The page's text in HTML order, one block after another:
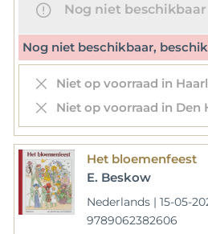
Nog niet beschikbaar
Nog niet beschikbaar,
Niet op voorraad in
Niet op voorraad in Den
Het bloemenfeest
E. Beskow
Nederlands | 15-05-
9789062382606